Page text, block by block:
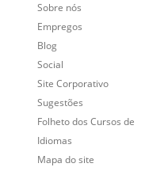
Links Relacionados
Entre em contato
Sobre nós
Empregos
Blog
Social
Site Corporativo
Sugestões